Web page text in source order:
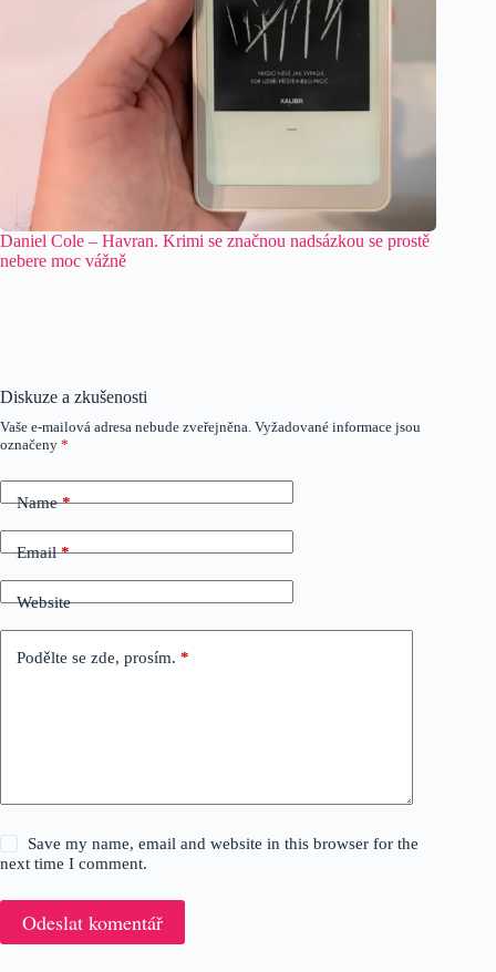
Daniel Cole – Havran. Krimi se značnou nadsázkou se prostě
nebere moc vážně
Diskuze a zkušenosti
Vaše e-mailová adresa nebude zveřejněna. Vyžadované informace jsou
označeny *
Name*
Email*
Website
Podělte se zde, prosím. *
Save my name, email and website in this browser for the
next time I comment.
Odeslat komentář